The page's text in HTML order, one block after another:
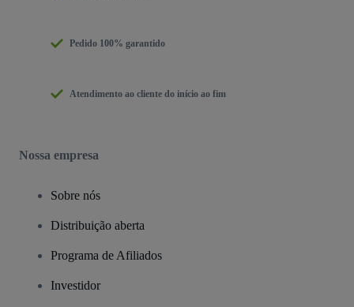
Pedido 100% garantido
Atendimento ao cliente do início ao fim
Nossa empresa
Sobre nós
Distribuição aberta
Programa de Afiliados
Investidor